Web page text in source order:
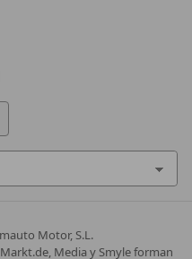
Motor, S.L.
Media y Smyle forman